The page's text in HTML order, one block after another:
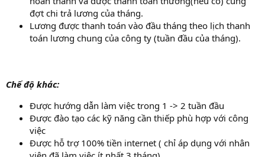
đợt chi trả lương của tháng.
Lương được thanh toán vào đầu tháng theo lịch thanh
toán lương chung của công ty (tuần đầu của tháng).
Chế độ khác:
Được hướng dẫn làm việc trong 1 -> 2 tuần đầu
Được đào tạo các kỹ năng cần thiếp phù hợp với công
việc
Được hỗ trợ 100% tiền internet ( chỉ áp dụng với nhân